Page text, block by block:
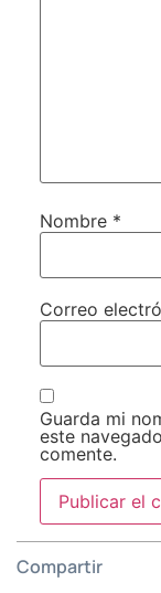
Nombre *
Correo
Guarda mi
este
comente.
Compartir